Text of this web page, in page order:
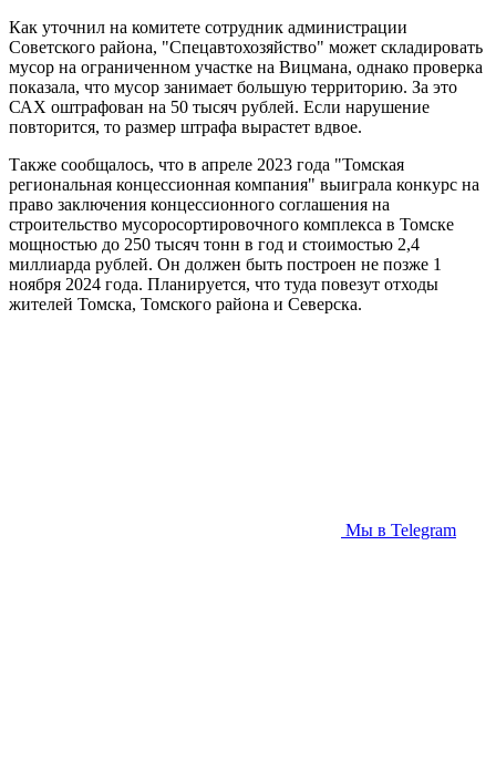
Как уточнил на комитете сотрудник администрации
Советского района, "Спецавтохозяйство" может складировать
мусор на ограниченном участке на Вицмана, однако проверка
показала, что мусор занимает большую территорию. За это
САХ оштрафован на 50 тысяч рублей. Если нарушение
повторится, то размер штрафа вырастет вдвое.
Также сообщалось, что в апреле 2023 года "Томская
региональная концессионная компания" выиграла конкурс на
право заключения концессионного соглашения на
строительство мусоросортировочного комплекса в Томске
мощностью до 250 тысяч тонн в год и стоимостью 2,4
миллиарда рублей. Он должен быть построен не позже 1
ноября 2024 года. Планируется, что туда повезут отходы
жителей Томска, Томского района и Северска.
Мы в Telegram